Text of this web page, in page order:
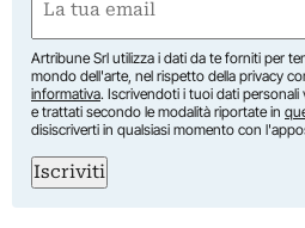
(Obbligatorio)
Artribune Srl utilizza i dati da te forniti per
mondo dell'arte, nel rispetto della privacy
informativa. Iscrivendoti i tuoi dati
e trattati secondo le modalità riportate in
disiscriverti in qualsiasi momento con
Iscriviti